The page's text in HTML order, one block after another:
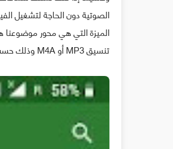
الصوتية دون الحاجة لتشغيل
الميزة التي هي محور
تنسيق MP3 أو M4A وذلك حسب اختيارك.